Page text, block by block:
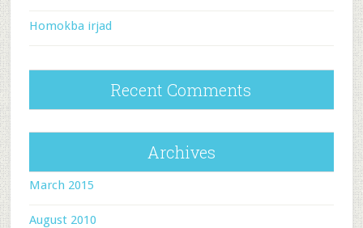
Homokba irjad
Recent Comments
Archives
March 2015
August 2010